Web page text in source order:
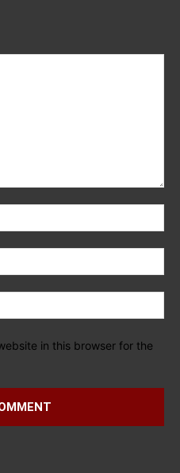
in this browser for the